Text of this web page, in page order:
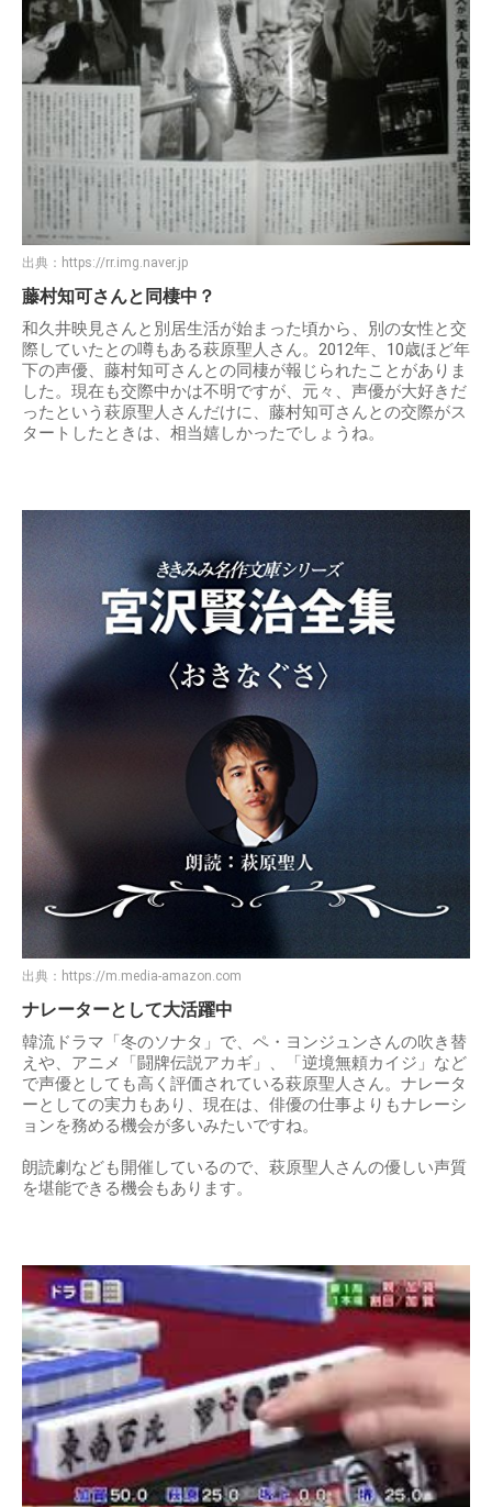
出典： https://rr.img.naver.jp
藤村知可さんと同棲中？
和久井映見さんと別居生活が始まった頃から、別の女性と交
際していたとの噂もある萩原聖人さん。2012年、10歳ほど年
下の声優、藤村知可さんとの同棲が報じられたことがありま
した。現在も交際中かは不明ですが、元々、声優が大好きだ
ったという萩原聖人さんだけに、藤村知可さんとの交際がス
タートしたときは、相当嬉しかったでしょうね。
出典： https://m.media-amazon.com
ナレーターとして大活躍中
韓流ドラマ「冬のソナタ」で、ペ・ヨンジュンさんの吹き替
えや、アニメ「闘牌伝説アカギ」、「逆境無頼カイジ」など
で声優としても高く評価されている萩原聖人さん。ナレータ
ーとしての実力もあり、現在は、俳優の仕事よりもナレーシ
ョンを務める機会が多いみたいですね。
朗読劇なども開催しているので、萩原聖人さんの優しい声質
を堪能できる機会もあります。